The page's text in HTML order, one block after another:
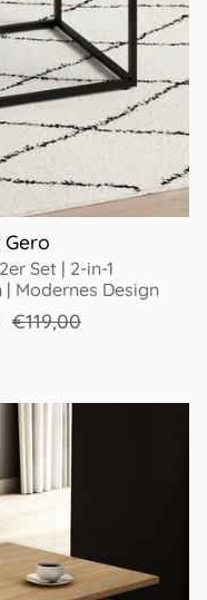
Gero
Set | 2-in-1
Modernes Design
€119,00